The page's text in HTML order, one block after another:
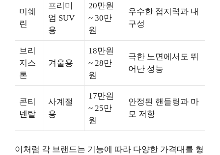
미쉐
린
프리미
엄 SUV
용
20만원
~ 30만
원
우수한 접지력과 내
구성
브리
지스
톤
겨울용
18만원
~ 28만
원
극한 노면에서도 뛰
어난 성능
콘티
넨탈
사계절
용
17만원
~ 25만
원
안정된 핸들링과 마
모 저항
이처럼 각 브랜드는 기능에 따라 다양한 가격대를 형